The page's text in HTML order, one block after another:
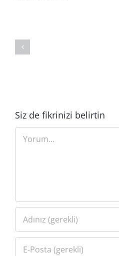
Siz de fikrinizi belirtin
Yorum